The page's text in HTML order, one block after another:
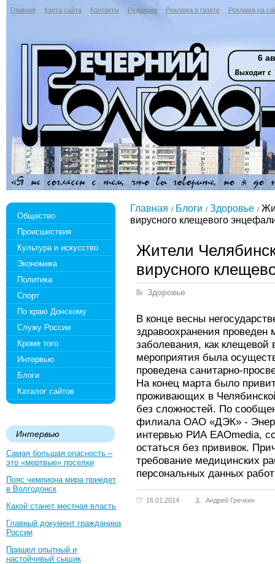
Главная Карта сайта Контакты Редакция Реклама в газете Реклама на
6
Общество
Происшествия
Культура и искусство
Экономика
Политика
Спорт
По краю Донскому
Служу России
Кроме того
Интервью
Блоги
Каталог сайтов
Интервью
Самая большая опасность –
это «мертвые» поселки
Пояс чемпиона мира приедет
в Волгодонск
Какой станет местная власть
Главный документ гражданина
России
Пришел опытный и
настойчивый сыщик
Главная Блоги Здоровье
вирусного клещевого
Жители
вирусного
Здоровье
В конце весны
здравоохранения проведен
заболевания, как
мероприятия была
проведена санитарно-
На конец марта было
проживающих в
без сложностей. По
филиала ОАО «ДЭК» -
интервью РИА ЕАОmedia,
остаться без прививок.
требование медицинских
персональных данных
16.01.2014 Андрей Гречкин